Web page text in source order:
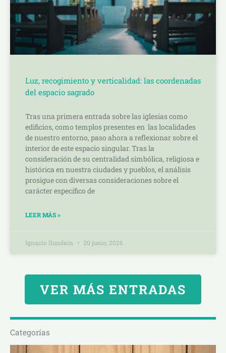
Luz, recogimiento y verticalidad: las coordenadas
del espacio sagrado
Tras una primera entrada sobre las iglesias como
edificios, como templos presentes en las localidades
de nuestro entorno, paso ahora a reflexionar sobre el
interior de este espacio singular. Tras la
consideración de su centralidad simbólica, religiosa e
histórica en nuestra ciudades y pueblos, el análisis
prosigue con diversas consideraciones sobre el
carácter específico de
LEER MÁS »
Ignacio Ilundain 20 junio, 2026
VER MÁS ENTRADAS
Categorías